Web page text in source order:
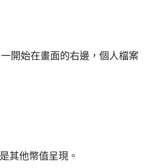
開始在畫面的右邊，個人檔案
其他幣值呈現。